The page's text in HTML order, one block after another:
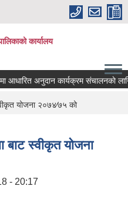
कार्यालय
आधारित अनुदान कार्यक्रम संचालनकाे
योजना २०७४∕७५ को
बाट स्वीकृत योजना
- 20:17